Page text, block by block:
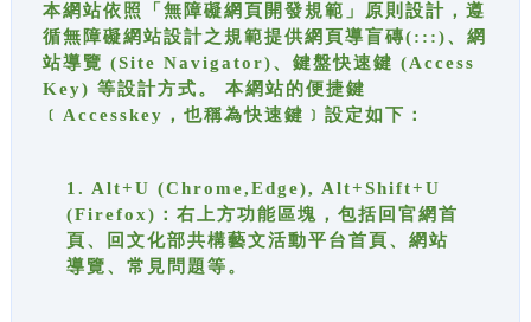
本網站依照「無障礙網頁開發規範」原則設計，遵
循無障礙網站設計之規範提供網頁導盲磚(:::)、網
站導覽 (Site Navigator)、鍵盤快速鍵 (Access
Key) 等設計方式。 本網站的便捷鍵
﹝Accesskey，也稱為快速鍵﹞設定如下：
1. Alt+U (Chrome,Edge), Alt+Shift+U
(Firefox)：右上方功能區塊，包括回官網首
頁、回文化部共構藝文活動平台首頁、網站
導覽、常見問題等。